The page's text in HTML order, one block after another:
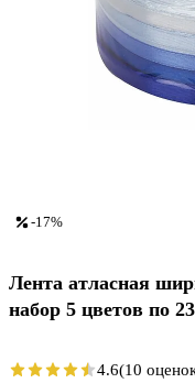
-17%
Лента атласная
набор 5 цветов по
4.6(10